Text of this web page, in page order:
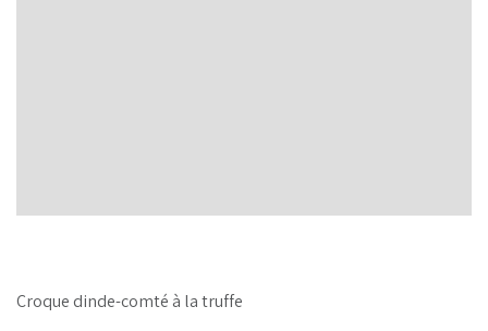
Croque dinde-comté à la truffe